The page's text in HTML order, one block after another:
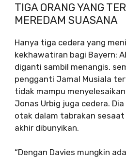
TIGA ORANG YANG
MEREDAM SUASANA
Hanya tiga cedera yang
kekhawatiran bagi Bayern:
diganti sambil menangis,
pengganti Jamal Musiala
tidak mampu
Jonas Urbig juga cedera.
otak dalam tabrakan
akhir dibunyikan.
“Dengan Davies mungkin